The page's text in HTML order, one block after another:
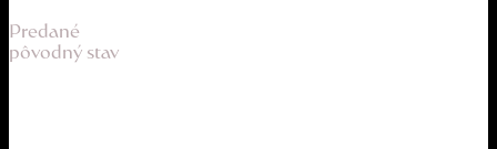
Predané
pôvodný stav